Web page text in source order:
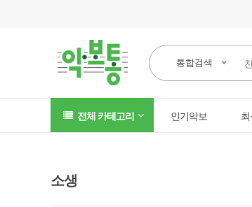
통합검색
전체 카테고리 인기악보
소생